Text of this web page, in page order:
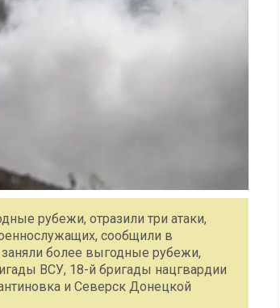
рубежи, отразили три атаки,
сообщили в
более выгодные рубежи,
ВСУ, 18-й бригады нацгвардии
и Северск Донецкой